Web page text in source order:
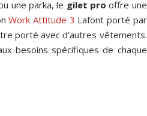
une parka, le gilet pro offre une
Work Attitude 3 Lafont porté par
porté avec d’autres vêtements.
besoins spécifiques de chaque